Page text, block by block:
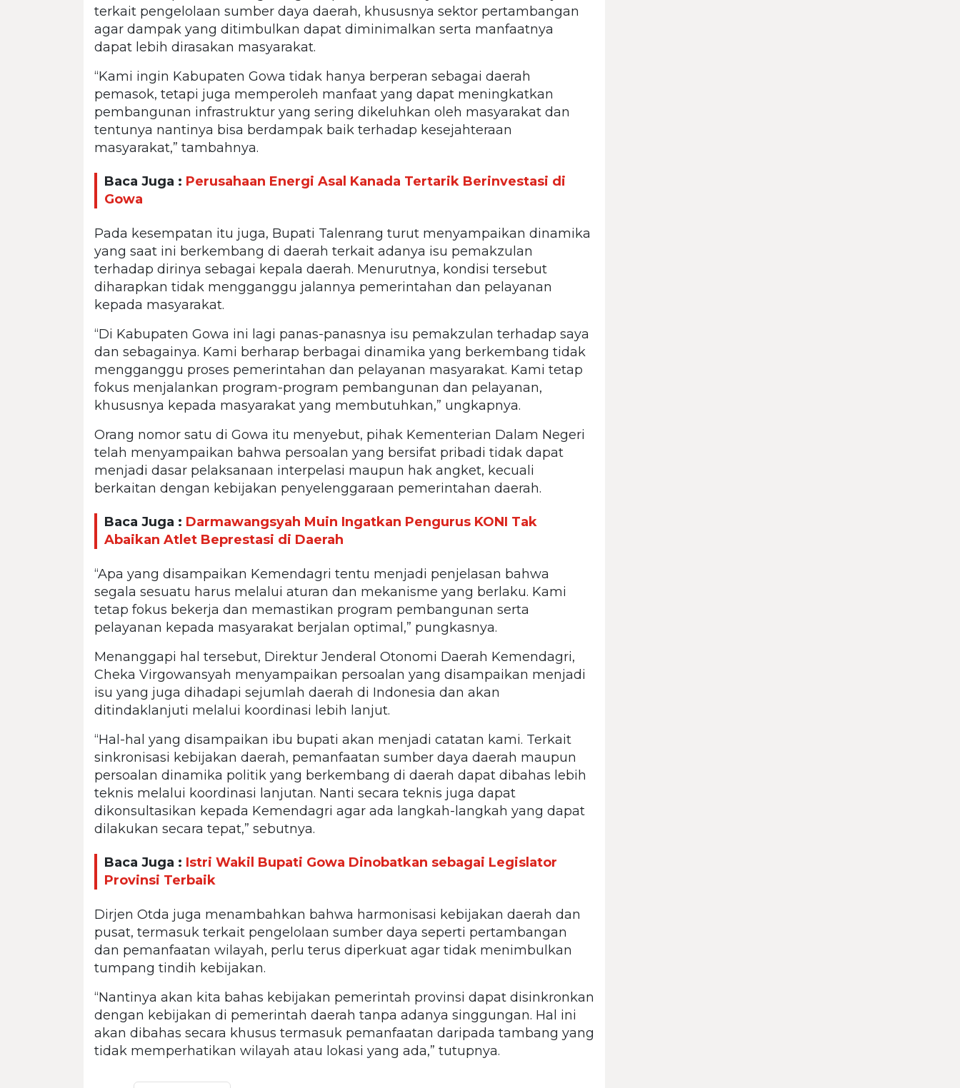
terkait pengelolaan sumber daya daerah, khususnya sektor pertambangan
agar dampak yang ditimbulkan dapat diminimalkan serta manfaatnya
dapat lebih dirasakan masyarakat.
“Kami ingin Kabupaten Gowa tidak hanya berperan sebagai daerah
pemasok, tetapi juga memperoleh manfaat yang dapat meningkatkan
pembangunan infrastruktur yang sering dikeluhkan oleh masyarakat dan
tentunya nantinya bisa berdampak baik terhadap kesejahteraan
masyarakat,” tambahnya.
Baca Juga : Perusahaan Energi Asal Kanada Tertarik Berinvestasi di
Gowa
Pada kesempatan itu juga, Bupati Talenrang turut menyampaikan dinamika
yang saat ini berkembang di daerah terkait adanya isu pemakzulan
terhadap dirinya sebagai kepala daerah. Menurutnya, kondisi tersebut
diharapkan tidak mengganggu jalannya pemerintahan dan pelayanan
kepada masyarakat.
“Di Kabupaten Gowa ini lagi panas-panasnya isu pemakzulan terhadap saya
dan sebagainya. Kami berharap berbagai dinamika yang berkembang tidak
mengganggu proses pemerintahan dan pelayanan masyarakat. Kami tetap
fokus menjalankan program-program pembangunan dan pelayanan,
khususnya kepada masyarakat yang membutuhkan,” ungkapnya.
Orang nomor satu di Gowa itu menyebut, pihak Kementerian Dalam Negeri
telah menyampaikan bahwa persoalan yang bersifat pribadi tidak dapat
menjadi dasar pelaksanaan interpelasi maupun hak angket, kecuali
berkaitan dengan kebijakan penyelenggaraan pemerintahan daerah.
Baca Juga : Darmawangsyah Muin Ingatkan Pengurus KONI Tak
Abaikan Atlet Beprestasi di Daerah
“Apa yang disampaikan Kemendagri tentu menjadi penjelasan bahwa
segala sesuatu harus melalui aturan dan mekanisme yang berlaku. Kami
tetap fokus bekerja dan memastikan program pembangunan serta
pelayanan kepada masyarakat berjalan optimal,” pungkasnya.
Menanggapi hal tersebut, Direktur Jenderal Otonomi Daerah Kemendagri,
Cheka Virgowansyah menyampaikan persoalan yang disampaikan menjadi
isu yang juga dihadapi sejumlah daerah di Indonesia dan akan
ditindaklanjuti melalui koordinasi lebih lanjut.
“Hal-hal yang disampaikan ibu bupati akan menjadi catatan kami. Terkait
sinkronisasi kebijakan daerah, pemanfaatan sumber daya daerah maupun
persoalan dinamika politik yang berkembang di daerah dapat dibahas lebih
teknis melalui koordinasi lanjutan. Nanti secara teknis juga dapat
dikonsultasikan kepada Kemendagri agar ada langkah-langkah yang dapat
dilakukan secara tepat,” sebutnya.
Baca Juga : Istri Wakil Bupati Gowa Dinobatkan sebagai Legislator
Provinsi Terbaik
Dirjen Otda juga menambahkan bahwa harmonisasi kebijakan daerah dan
pusat, termasuk terkait pengelolaan sumber daya seperti pertambangan
dan pemanfaatan wilayah, perlu terus diperkuat agar tidak menimbulkan
tumpang tindih kebijakan.
“Nantinya akan kita bahas kebijakan pemerintah provinsi dapat disinkronkan
dengan kebijakan di pemerintah daerah tanpa adanya singgungan. Hal ini
akan dibahas secara khusus termasuk pemanfaatan daripada tambang yang
tidak memperhatikan wilayah atau lokasi yang ada,” tutupnya.